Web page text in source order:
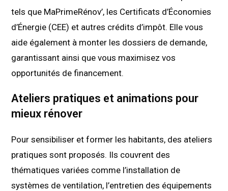
tels que MaPrimeRénov’, les Certificats d’Économies
d’Énergie (CEE) et autres crédits d’impôt. Elle vous
aide également à monter les dossiers de demande,
garantissant ainsi que vous maximisez vos
opportunités de financement.
Ateliers pratiques et animations pour
mieux rénover
Pour sensibiliser et former les habitants, des ateliers
pratiques sont proposés. Ils couvrent des
thématiques variées comme l’installation de
systèmes de ventilation, l’entretien des équipements